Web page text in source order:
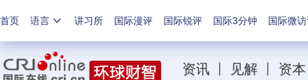
首页 语言 讲习所 国际漫评 国际锐评 国际3分钟 国际微
资讯 见解 资本